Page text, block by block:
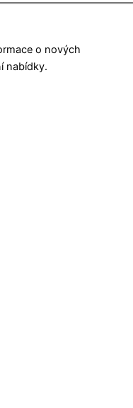
o nových
nabídky.